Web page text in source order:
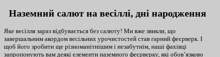
Наземний салют на весіллі, дні народження
Яке весілля зараз відбувається без салюту! Ми вже звикли, що
завершальним акордом весільних урочистостей став гарний феєрверк. І
щоб його зробити ще різноманітнішим і незабутнім, наші фахівці
запропонують вам деякі елементи наземного феєрверку, які обов’язково